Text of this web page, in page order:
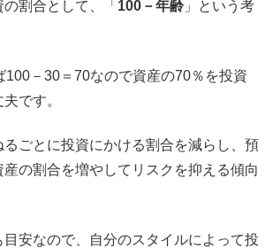
割合として、「 100－年齢 」という考
100－30＝70なので資産の70％を投資
です。
ごとに投資にかける割合を減らし、預
の割合を増やしてリスクを抑える傾向
目安なので、自分のスタイルによって投